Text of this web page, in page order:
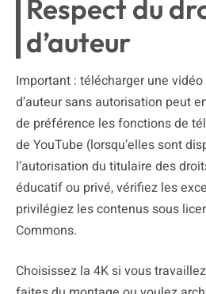
Respect du
d’auteur
Important : télécharger une
d’auteur sans autorisation peut
de préférence les fonctions de
de YouTube (lorsqu’elles sont
l’autorisation du titulaire des
éducatif ou privé, vérifiez les
privilégiez les contenus sous
Commons.
Choisissez la 4K si vous